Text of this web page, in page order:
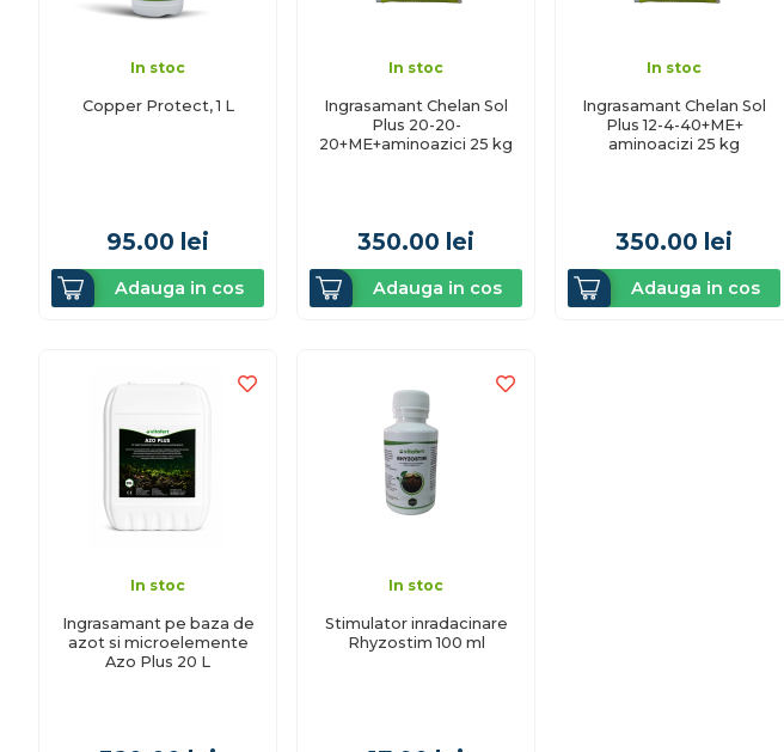
In stoc
Copper Protect, 1 L
95.00 lei
Adauga in cos
In stoc
Ingrasamant Chelan Sol
Plus 20-20-
20+ME+aminoazici 25 kg
350.00 lei
Adauga in cos
In stoc
Ingrasamant Chelan Sol
Plus 12-4-40+ME+
aminoacizi 25 kg
350.00 lei
Adauga in cos
In stoc
Ingrasamant pe baza de
azot si microelemente
Azo Plus 20 L
In stoc
Stimulator inradacinare
Rhyzostim 100 ml